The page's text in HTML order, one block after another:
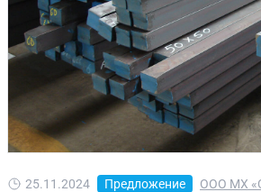
25.11.2024 Предложение ООО МХ